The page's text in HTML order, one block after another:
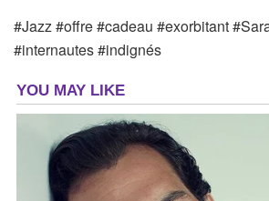
#Jazz #offre #cadeau #exorbitant
#internautes #indignés